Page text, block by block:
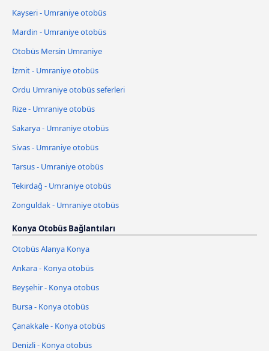
Kayseri - Umraniye otobüs
Mardin - Umraniye otobüs
Otobüs Mersin Umraniye
İzmit - Umraniye otobüs
Ordu Umraniye otobüs seferleri
Rize - Umraniye otobüs
Sakarya - Umraniye otobüs
Sivas - Umraniye otobüs
Tarsus - Umraniye otobüs
Tekirdağ - Umraniye otobüs
Zonguldak - Umraniye otobüs
Konya Otobüs Bağlantıları
Otobüs Alanya Konya
Ankara - Konya otobüs
Beyşehir - Konya otobüs
Bursa - Konya otobüs
Çanakkale - Konya otobüs
Denizli - Konya otobüs